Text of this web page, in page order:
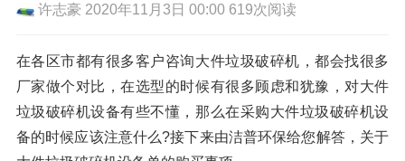
垃圾破袋机 移动式撕碎站
粉碎设备
环锤式粉碎机 鼓式粉碎机
轮胎钢丝分离机 通用型粉碎机
破碎设备
反击式破碎机 颚式破碎机
挤压成型设备
服务支持
新闻资讯
走进洁普
许志豪 2020年11月3日 00:00 619次阅读
在各区市都有很多客户咨询大件垃圾破碎机，都会找很多
厂家做个对比，在选型的时候有很多顾虑和犹豫，对大件
垃圾破碎机设备有些不懂，那么在采购大件垃圾破碎机设
备的时候应该注意什么?接下来由洁普环保给您解答，关于